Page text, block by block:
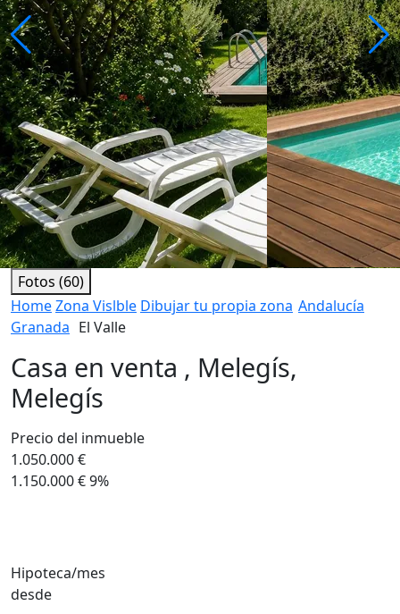
Fotos (60)
HomeZona Vislble Dibujar tu propia zona Andalucía
Granada El Valle
Casa en venta , Melegís,
Melegís
Precio del inmueble
1.050.000 €
1.150.000 €9%
Hipoteca/mes
desde